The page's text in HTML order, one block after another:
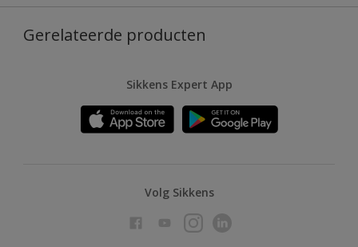
Gerelateerde producten
Sikkens Expert App
Volg Sikkens